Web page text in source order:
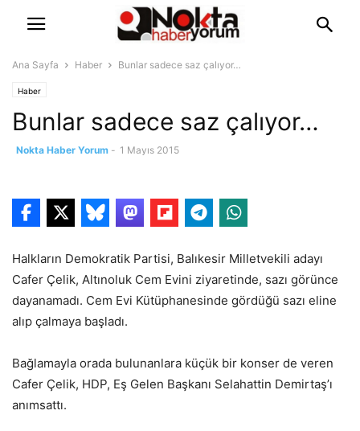
Ana Sayfa Haber Bunlar sadece saz çalıyor…
Haber
Bunlar sadece saz çalıyor…
Nokta Haber Yorum - 1 Mayıs 2015
Halkların Demokratik Partisi, Balıkesir Milletvekili adayı
Cafer Çelik, Altınoluk Cem Evini ziyaretinde, sazı görünce
dayanamadı. Cem Evi Kütüphanesinde gördüğü sazı eline
alıp çalmaya başladı.
Bağlamayla orada bulunanlara küçük bir konser de veren
Cafer Çelik, HDP, Eş Gelen Başkanı Selahattin Demirtaş’ı
anımsattı.